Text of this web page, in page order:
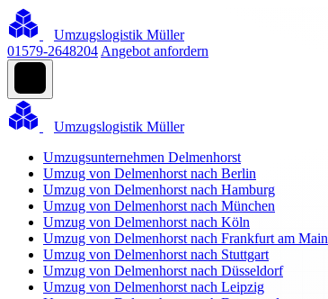
Umzugslogistik Müller
01579-2648204 Angebot anfordern
Umzugslogistik Müller
Umzugsunternehmen Delmenhorst
Umzug von Delmenhorst nach Berlin
Umzug von Delmenhorst nach Hamburg
Umzug von Delmenhorst nach München
Umzug von Delmenhorst nach Köln
Umzug von Delmenhorst nach Frankfurt am Main
Umzug von Delmenhorst nach Stuttgart
Umzug von Delmenhorst nach Düsseldorf
Umzug von Delmenhorst nach Leipzig